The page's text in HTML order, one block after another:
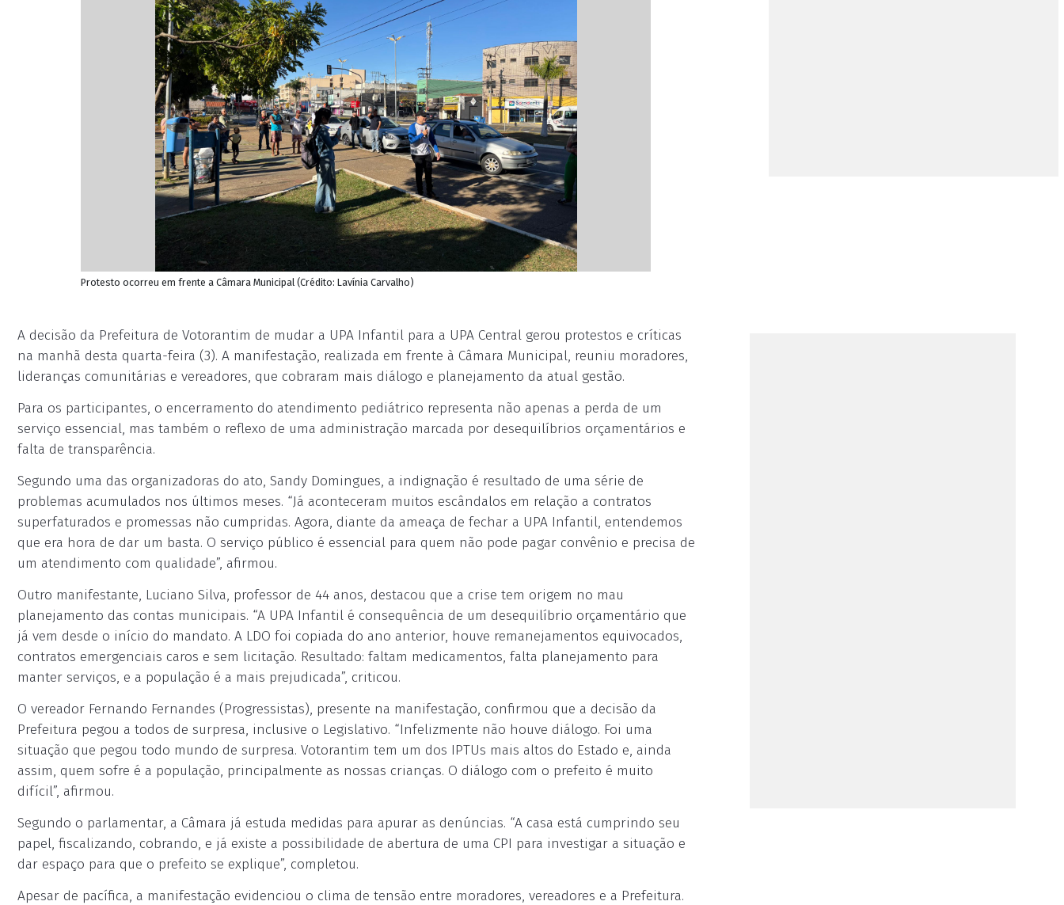
Protesto ocorreu em frente a Câmara Municipal (Crédito: Lavínia Carvalho)
A decisão da Prefeitura de Votorantim de mudar a UPA Infantil para a UPA Central gerou protestos e críticas
na manhã desta quarta-feira (3). A manifestação, realizada em frente à Câmara Municipal, reuniu moradores,
lideranças comunitárias e vereadores, que cobraram mais diálogo e planejamento da atual gestão.
Para os participantes, o encerramento do atendimento pediátrico representa não apenas a perda de um
serviço essencial, mas também o reflexo de uma administração marcada por desequilíbrios orçamentários e
falta de transparência.
Segundo uma das organizadoras do ato, Sandy Domingues, a indignação é resultado de uma série de
problemas acumulados nos últimos meses. “Já aconteceram muitos escândalos em relação a contratos
superfaturados e promessas não cumpridas. Agora, diante da ameaça de fechar a UPA Infantil, entendemos
que era hora de dar um basta. O serviço público é essencial para quem não pode pagar convênio e precisa de
um atendimento com qualidade”, afirmou.
Outro manifestante, Luciano Silva, professor de 44 anos, destacou que a crise tem origem no mau
planejamento das contas municipais. “A UPA Infantil é consequência de um desequilíbrio orçamentário que
já vem desde o início do mandato. A LDO foi copiada do ano anterior, houve remanejamentos equivocados,
contratos emergenciais caros e sem licitação. Resultado: faltam medicamentos, falta planejamento para
manter serviços, e a população é a mais prejudicada”, criticou.
O vereador Fernando Fernandes (Progressistas), presente na manifestação, confirmou que a decisão da
Prefeitura pegou a todos de surpresa, inclusive o Legislativo. “Infelizmente não houve diálogo. Foi uma
situação que pegou todo mundo de surpresa. Votorantim tem um dos IPTUs mais altos do Estado e, ainda
assim, quem sofre é a população, principalmente as nossas crianças. O diálogo com o prefeito é muito
difícil”, afirmou.
Segundo o parlamentar, a Câmara já estuda medidas para apurar as denúncias. “A casa está cumprindo seu
papel, fiscalizando, cobrando, e já existe a possibilidade de abertura de uma CPI para investigar a situação e
dar espaço para que o prefeito se explique”, completou.
Apesar de pacífica, a manifestação evidenciou o clima de tensão entre moradores, vereadores e a Prefeitura.